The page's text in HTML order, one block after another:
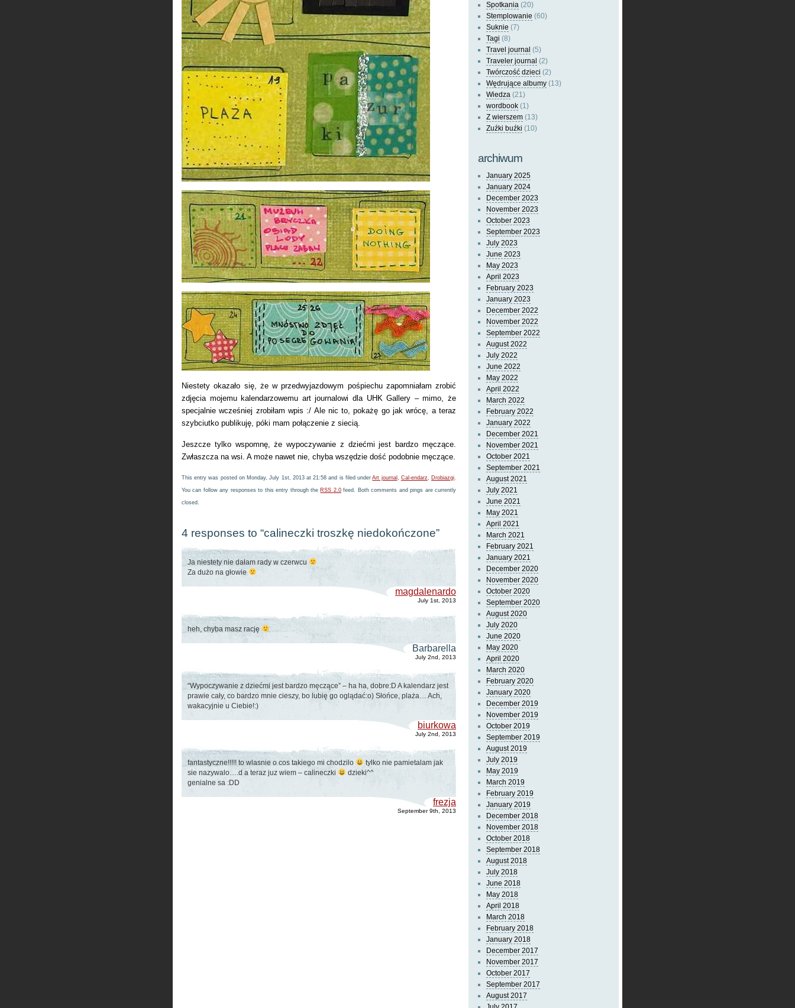
Niestety okazało się, że w przedwyjazdowym pośpiechu zapomniałam zrobić
zdjęcia mojemu kalendarzowemu art journalowi dla UHK Gallery – mimo, że
specjalnie wcześniej zrobiłam wpis :/ Ale nic to, pokażę go jak wrócę, a teraz
szybciutko publikuję, póki mam połączenie z siecią.
Jeszcze tylko wspomnę, że wypoczywanie z dziećmi jest bardzo męczące.
Zwłaszcza na wsi. A może nawet nie, chyba wszędzie dość podobnie męczące.
This entry was posted on Monday, July 1st, 2013 at 21:58 and is filed underArt journal , Cal-endarz, Drobiazgi.
You can follow any responses to this entry through the RSS 2.0feed. Both comments and pings are currently
closed.
4 responses to “calineczki troszkę niedokończone”
Ja niestety nie dałam rady w czerwcu
Za dużo na głowie
magdalenardo
July 1st, 2013
heh, chyba masz rację
Barbarella
July 2nd, 2013
“Wypoczywanie z dziećmi jest bardzo męczące” – ha ha, dobre:D A kalendarz jest
prawie cały, co bardzo mnie cieszy, bo lubię go oglądać:o) Słońce, plaża… Ach,
wakacyjnie u Ciebie!:)
biurkowa
July 2nd, 2013
fantastyczne!!!!! to wlasnie o cos takiego mi chodzilo
tylko nie pamietalam jak
sie nazywalo….d a teraz juz wiem – calineczki
dzieki^^
genialne sa :DD
frezja
September 9th, 2013
Spotkania (20)
Stemplowanie (60)
Suknie (7)
Tagi (8)
Travel journal (5)
Traveler journal (2)
Twórczość dzieci (2)
Wędrujące albumy (13)
Wiedza (21)
wordbook (1)
Z wierszem (13)
Zuźki buźki (10)
archiwum
January 2025
January 2024
December 2023
November 2023
October 2023
September 2023
July 2023
June 2023
May 2023
April 2023
February 2023
January 2023
December 2022
November 2022
September 2022
August 2022
July 2022
June 2022
May 2022
April 2022
March 2022
February 2022
January 2022
December 2021
November 2021
October 2021
September 2021
August 2021
July 2021
June 2021
May 2021
April 2021
March 2021
February 2021
January 2021
December 2020
November 2020
October 2020
September 2020
August 2020
July 2020
June 2020
May 2020
April 2020
March 2020
February 2020
January 2020
December 2019
November 2019
October 2019
September 2019
August 2019
July 2019
May 2019
March 2019
February 2019
January 2019
December 2018
November 2018
October 2018
September 2018
August 2018
July 2018
June 2018
May 2018
April 2018
March 2018
February 2018
January 2018
December 2017
November 2017
October 2017
September 2017
August 2017